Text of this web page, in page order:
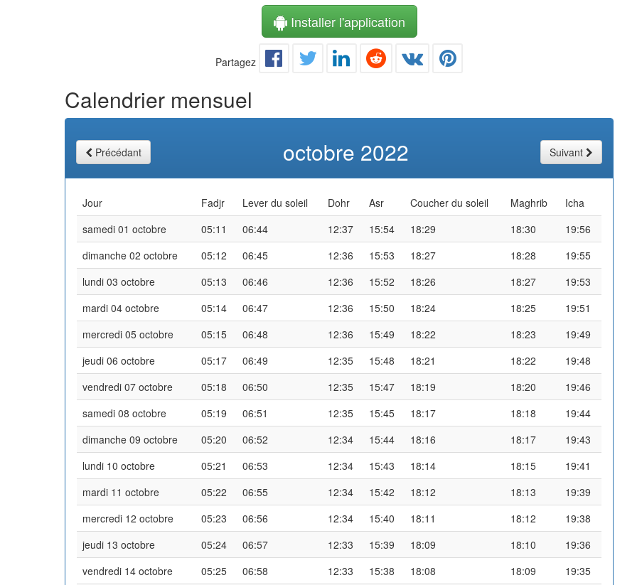
Installer l'application
Partagez
Calendrier mensuel
Précédant octobre 2022 Suivant
Jour Fadjr Lever du soleil Dohr Asr Coucher du soleil Maghrib
Icha
samedi 01 octobre
05:11 06:44 12:37 15:54 18:29 18:30
19:56
dimanche 02 octobre
05:12 06:45 12:36 15:53 18:27 18:28
19:55
lundi 03 octobre
05:13 06:46 12:36 15:52 18:26 18:27
19:53
mardi 04 octobre
05:14 06:47 12:36 15:50 18:24 18:25
19:51
mercredi 05 octobre
05:15 06:48 12:36 15:49 18:22 18:23
19:49
jeudi 06 octobre
05:17 06:49 12:35 15:48 18:21 18:22
19:48
vendredi 07 octobre
05:18 06:50 12:35 15:47 18:19 18:20
19:46
samedi 08 octobre
05:19 06:51 12:35 15:45 18:17 18:18
19:44
dimanche 09 octobre
05:20 06:52 12:34 15:44 18:16 18:17
19:43
lundi 10 octobre
05:21 06:53 12:34 15:43 18:14 18:15
19:41
mardi 11 octobre
05:22 06:55 12:34 15:42 18:12 18:13
19:39
mercredi 12 octobre
05:23 06:56 12:34 15:40 18:11 18:12
19:38
jeudi 13 octobre
05:24 06:57 12:33 15:39 18:09 18:10
19:36
vendredi 14 octobre
05:25 06:58 12:33 15:38 18:08 18:09
19:35